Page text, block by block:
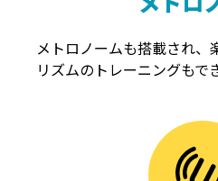
メトロノームも搭載され、
リズムのトレーニングもで